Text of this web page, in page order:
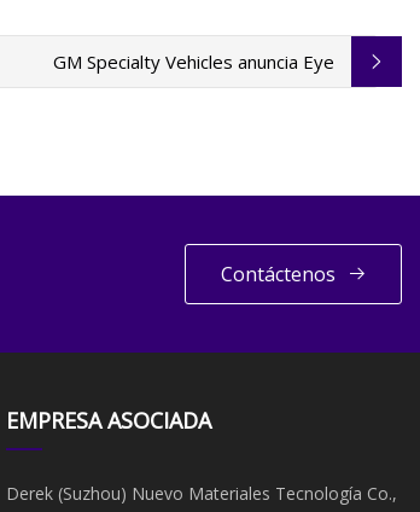
GM Specialty Vehicles anuncia Eye
Contáctenos
EMPRESA ASOCIADA
Derek (Suzhou) Nuevo Materiales Tecnología Co.,